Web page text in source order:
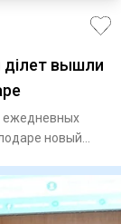
вышли
ежедневных
новый